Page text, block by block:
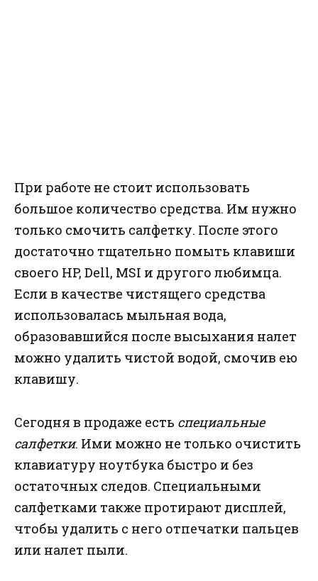
При работе не стоит использовать
большое количество средства. Им нужно
только смочить салфетку. После этого
достаточно тщательно помыть клавиши
своего HP, Dell, MSI и другого любимца.
Если в качестве чистящего средства
использовалась мыльная вода,
образовавшийся после высыхания налет
можно удалить чистой водой, смочив ею
клавишу.
Сегодня в продаже есть специальные
салфетки. Ими можно не только очистить
клавиатуру ноутбука быстро и без
остаточных следов. Специальными
салфетками также протирают дисплей,
чтобы удалить с него отпечатки пальцев
или налет пыли.